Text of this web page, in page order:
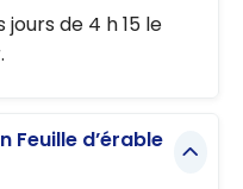
de 4 h 15 le
Feuille d’érable